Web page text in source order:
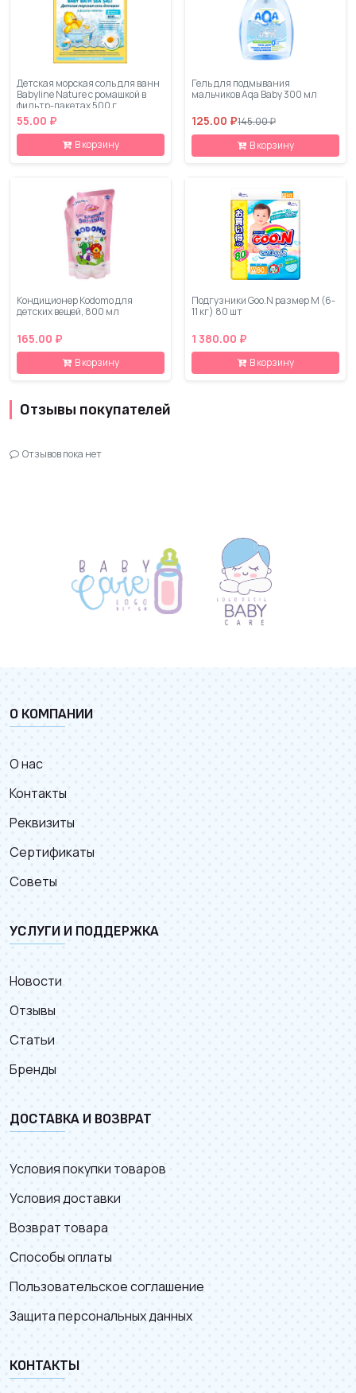
Детская морская соль для ванн
Babyline Nature с ромашкой в
фильтр-пакетах 500 г
55.00 ₽
В корзину
Гель для подмывания
мальчиков Aqa Baby 300 мл
125.00 ₽145.00 ₽
В корзину
Кондиционер Kodomo для
детских вещей, 800 мл
165.00 ₽
В корзину
Подгузники Goo.N размер M (6-
11 кг) 80 шт
1 380.00 ₽
В корзину
Отзывы покупателей
Отзывов пока нет
О КОМПАНИИ
О нас
Контакты
Реквизиты
Сертификаты
Советы
УСЛУГИ И ПОДДЕРЖКА
Новости
Отзывы
Статьи
Бренды
ДОСТАВКА И ВОЗВРАТ
Условия покупки товаров
Условия доставки
Возврат товара
Способы оплаты
Пользовательское соглашение
Защита персональных данных
КОНТАКТЫ